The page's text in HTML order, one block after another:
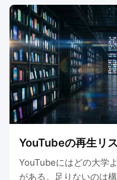
YouTubeの再生リ
YouTubeにはどの大学
がある。足りないのは